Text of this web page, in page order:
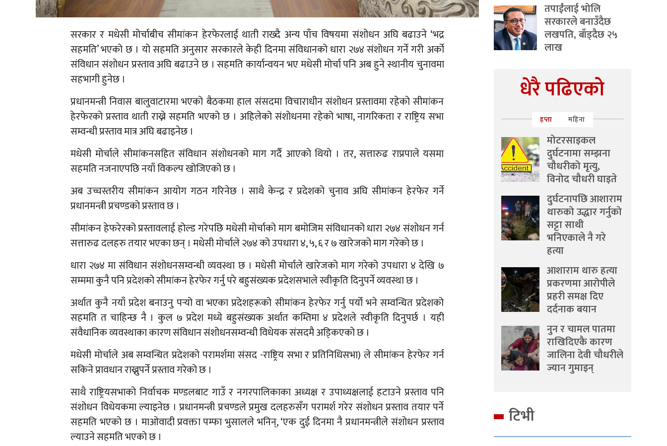
सरकार र मधेसी मोर्चाबीच सीमांकन हेरफेरलाई थाती राख्दै अन्य पाँच विषयमा संशोधन अघि बढाउने ‘भद्र
सहमति’ भएको छ । यो सहमति अनुसार सरकारले केही दिनमा संविधानको धारा २७४ संशोधन गर्ने गरी अर्को
संविधान संशोधन प्रस्ताव अघि बढाउने छ । सहमति कार्यान्वयन भए मधेसी मोर्चा पनि अब हुने स्थानीय चुनावमा
सहभागी हुनेछ ।
प्रधानमन्त्री निवास बालुवाटारमा भएको बैठकमा हाल संसदमा विचाराधीन संशोधन प्रस्तावमा रहेको सीमांकन
हेरफेरको प्रस्ताव थाती राख्ने सहमति भएको छ । अहिलेको संशोधनमा रहेको भाषा, नागरिकता र राष्ट्रिय सभा
सम्वन्धी प्रस्ताव मात्र अघि बढाइनेछ ।
मधेसी मोर्चाले सीमांकनसहित संविधान संशोधनको माग गर्दै आएको थियो । तर, सत्तारुढ राप्रपाले यसमा
सहमति नजनाएपछि नयाँ विकल्प खोजिएको छ ।
अब उच्चस्तरीय सीमांकन आयोग गठन गरिनेछ । साथै केन्द्र र प्रदेशको चुनाव अघि सीमांकन हेरफेर गर्ने
प्रधानमन्त्री प्रचण्डको प्रस्ताव छ ।
सीमांकन हेफरेरको प्रस्तावलाई होल्ड गरेपछि मधेसी मोर्चाको माग बमोजिम संविधानको धारा २७४ संशोधन गर्न
सत्तारुढ दलहरु तयार भएका छन् । मधेसी मोर्चाले २७४ को उपधारा ४, ५, ६ र ७ खारेजको माग गरेको छ ।
धारा २७४ मा संविधान संशोधनसम्वन्धी व्यवस्था छ । मधेसी मोर्चाले खारेजको माग गरेको उपधारा ४ देखि ७
सम्ममा कुनै पनि प्रदेशको सीमांकन हेरफेर गर्नु परे बहुसंख्यक प्रदेशसभाले स्वीकृति दिनुपर्ने व्यवस्था छ ।
अर्थात कुनै नयाँ प्रदेश बनाउनु पर्‍यो वा भएका प्रदेशहरूको सीमांकन हेरफेर गर्नु पर्यो भने सम्वन्धित प्रदेशको
सहमति त चाहिन्छ नै । कुल ७ प्रदेश मध्ये बहुसंख्यक अर्थात कम्तिमा ४ प्रदेशले स्वीकृति दिनुपर्छ । यही
संवैधानिक व्यवस्थाका कारण संविधान संशोधनसम्वन्धी विधेयक संसदमै अडि्कएको छ ।
मधेसी मोर्चाले अब सम्वन्धित प्रदेशको परामर्शमा संसद -राष्ट्रिय सभा र प्रतिनिधिसभा) ले सीमांकन हेरफेर गर्न
सकिने प्रावधान राख्नुपर्ने प्रस्ताव गरेको छ ।
साथै राष्ट्रियसभाको निर्वाचक मण्डलबाट गाउँ र नगरपालिकाका अध्यक्ष र उपाध्यक्षलाई हटाउने प्रस्ताव पनि
संशोधन विधेयकमा ल्याइनेछ । प्रधानमन्त्री प्रचण्डले प्रमुख दलहरुसँग परामर्श गरेर संशोधन प्रस्ताव तयार पर्ने
सहमति भएको छ । माओवादी प्रवक्ता पम्फा भुसालले भनिन्, ‘एक दुई दिनमा नै प्रधानमन्त्रीले संशोधन प्रस्ताव
ल्याउने सहमति भएको छ ।
तपाईंलाई भोलि
सरकारले बनाउँदैछ
लखपति, बाँड्दैछ २५
लाख
धेरै पढिएको
हप्ता महिना
मोटरसाइकल
दुर्घटनामा सम्झना
चौधरीको मृत्यु,
विनोद चौधरी घाइते
दुर्घटनापछि आशाराम
थारुको उद्धार गर्नुको
सट्टा साथी
भनिएकाले नै गरे
हत्या
आशाराम थारु हत्या
प्रकरणमा आरोपीले
प्रहरी समक्ष दिए
दर्दनाक बयान
नुन र चामल पातमा
राखिदिएकै कारण
जालिना देवी चौधरीले
ज्यान गुमाइन्
टिभी